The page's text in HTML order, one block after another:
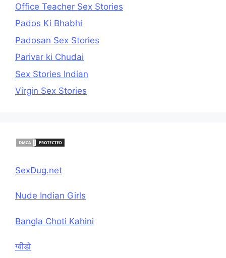
Office Teacher Sex Stories
Pados Ki Bhabhi
Padosan Sex Stories
Parivar ki Chudai
Sex Stories Indian
Virgin Sex Stories
SexDug.net
Nude Indian Girls
Bangla Choti Kahini
ग्वीडो